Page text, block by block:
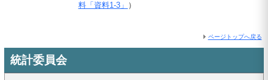
料「資料1-3」 ）
ページトップへ戻る
統計委員会